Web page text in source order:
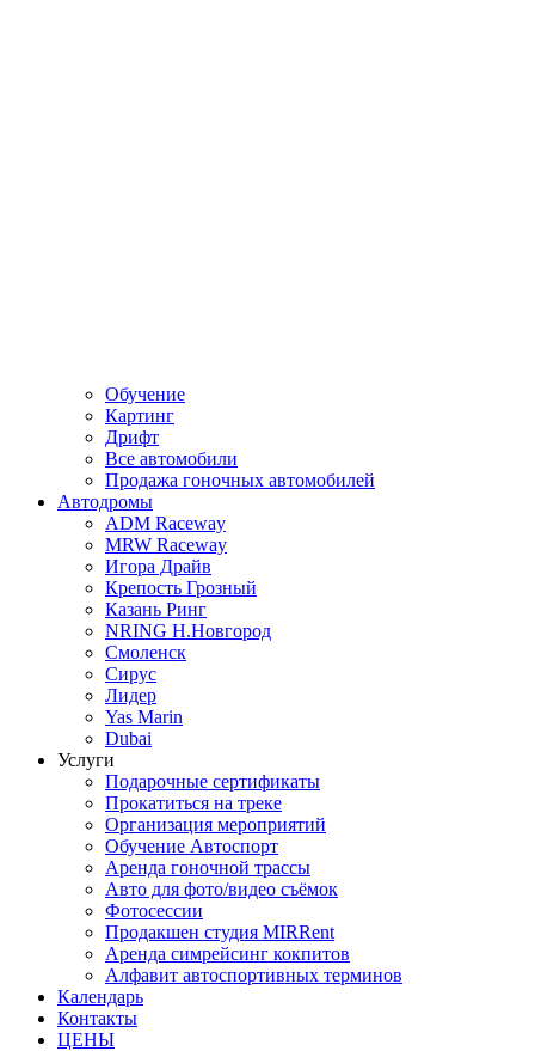
Обучение
Картинг
Дрифт
Все автомобили
Продажа гоночных автомобилей
Автодромы
ADM Raceway
MRW Raceway
Игора Драйв
Крепость Грозный
Казань Ринг
NRING Н.Новгород
Смоленск
Сирус
Лидер
Yas Marin
Dubai
Услуги
Подарочные сертификаты
Прокатиться на треке
Организация мероприятий
Обучение Автоспорт
Аренда гоночной трассы
Авто для фото/видео съёмок
Фотосессии
Продакшен студия MIRRent
Аренда симрейсинг кокпитов
Алфавит автоспортивных терминов
Календарь
Контакты
ЦЕНЫ